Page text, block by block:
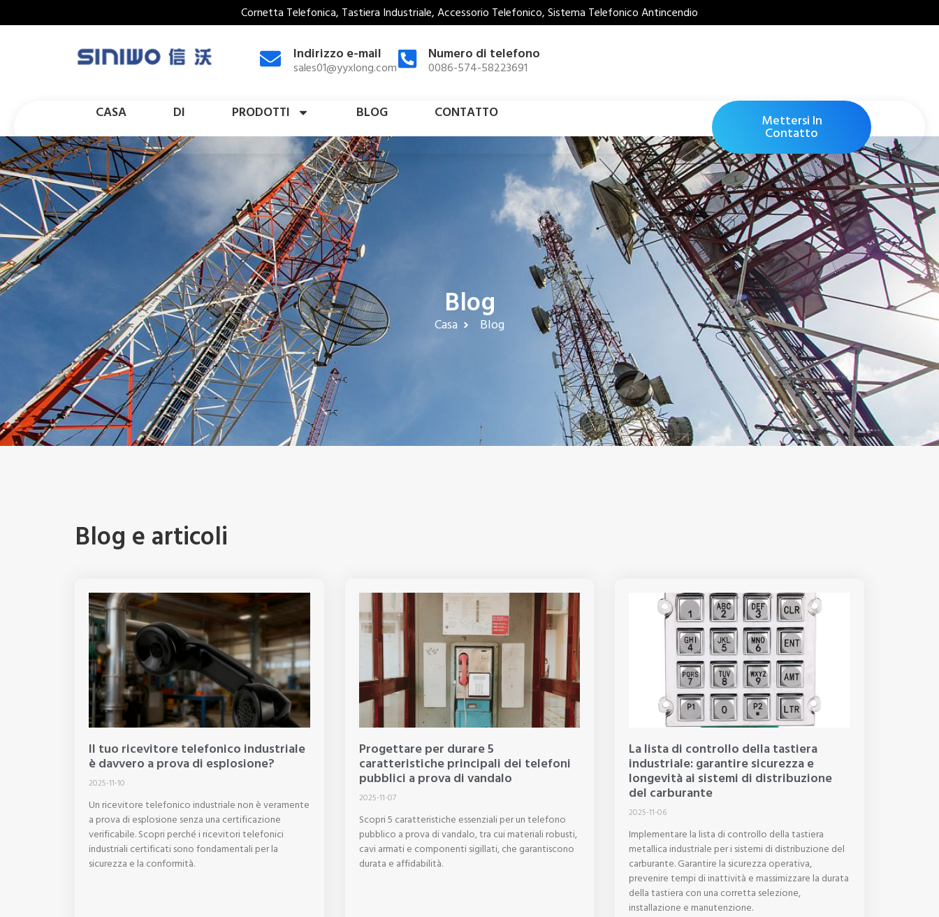
Cornetta Telefonica, Tastiera Industriale, Accessorio Telefonico, Sistema Telefonico Antincendio
Indirizzo e-mail
sales01@yyxlong.com
Numero di telefono
0086-574-58223691
CASA DI PRODOTTI BLOG CONTATTO Mettersi In
Contatto
Blog
Casa Blog
Blog e articoli
Il tuo ricevitore telefonico industriale
è davvero a prova di esplosione?
2025-11-10
Un ricevitore telefonico industriale non è veramente
a prova di esplosione senza una certificazione
verificabile. Scopri perché i ricevitori telefonici
industriali certificati sono fondamentali per la
sicurezza e la conformità.
Progettare per durare 5
caratteristiche principali dei telefoni
pubblici a prova di vandalo
2025-11-07
Scopri 5 caratteristiche essenziali per un telefono
pubblico a prova di vandalo, tra cui materiali robusti,
cavi armati e componenti sigillati, che garantiscono
durata e affidabilità.
La lista di controllo della tastiera
industriale: garantire sicurezza e
longevità ai sistemi di distribuzione
del carburante
2025-11-06
Implementare la lista di controllo della tastiera
metallica industriale per i sistemi di distribuzione del
carburante. Garantire la sicurezza operativa,
prevenire tempi di inattività e massimizzare la durata
della tastiera con una corretta selezione,
installazione e manutenzione.